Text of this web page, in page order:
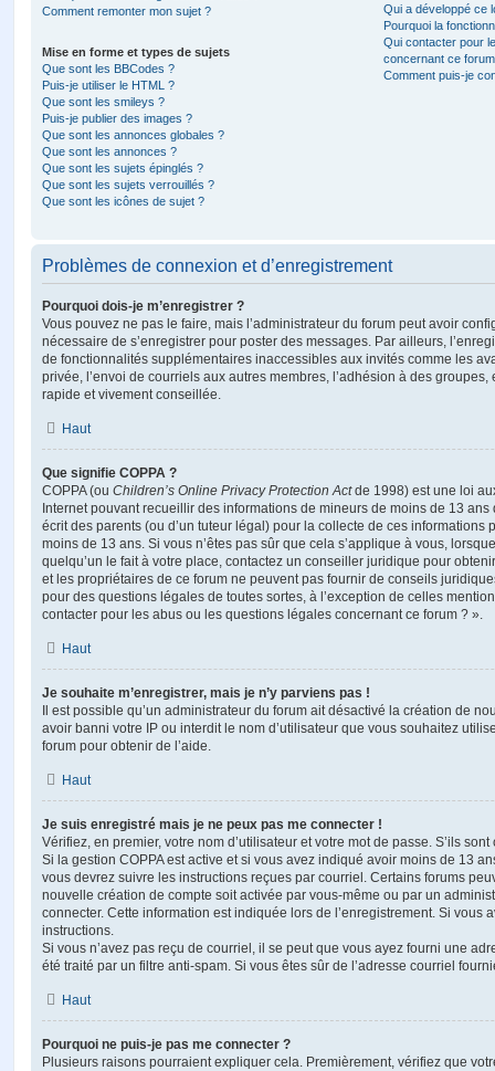
Comment remonter mon sujet ?
Mise en forme et types de sujets
Que sont les BBCodes ?
Puis-je utiliser le HTML ?
Que sont les smileys ?
Puis-je publier des images ?
Que sont les annonces globales ?
Que sont les annonces ?
Que sont les sujets épinglés ?
Que sont les sujets verrouillés ?
Que sont les icônes de sujet ?
Qui a développé ce
Pourquoi la
Qui contacter pour
concernant ce
Comment puis-je
Problèmes de connexion et d’enregistrement
Pourquoi dois-je m’enregistrer ?
Vous pouvez ne pas le faire, mais l’administrateur du forum peut avoir
nécessaire de s’enregistrer pour poster des messages. Par ailleurs,
de fonctionnalités supplémentaires inaccessibles aux invités comme les
privée, l’envoi de courriels aux autres membres, l’adhésion à des groupes,
rapide et vivement conseillée.
Haut
Que signifie COPPA ?
COPPA (ou Children’s Online Privacy Protection Actde 1998) est une loi
Internet pouvant recueillir des informations de mineurs de moins de 13
écrit des parents (ou d’un tuteur légal) pour la collecte de ces informations
moins de 13 ans. Si vous n’êtes pas sûr que cela s’applique à vous,
quelqu’un le fait à votre place, contactez un conseiller juridique pour
et les propriétaires de ce forum ne peuvent pas fournir de conseils
pour des questions légales de toutes sortes, à l’exception de celles
contacter pour les abus ou les questions légales concernant ce forum ? ».
Haut
Je souhaite m’enregistrer, mais je n’y parviens pas !
Il est possible qu’un administrateur du forum ait désactivé la création de
avoir banni votre IP ou interdit le nom d’utilisateur que vous souhaitez
forum pour obtenir de l’aide.
Haut
Je suis enregistré mais je ne peux pas me connecter !
Vérifiez, en premier, votre nom d’utilisateur et votre mot de passe. S’ils
Si la gestion COPPA est active et si vous avez indiqué avoir moins de 13
vous devrez suivre les instructions reçues par courriel. Certains forums
nouvelle création de compte soit activée par vous-même ou par un
connecter. Cette information est indiquée lors de l’enregistrement. Si vous
instructions.
Si vous n’avez pas reçu de courriel, il se peut que vous ayez fourni une
été traité par un filtre anti-spam. Si vous êtes sûr de l’adresse courriel
Haut
Pourquoi ne puis-je pas me connecter ?
Plusieurs raisons pourraient expliquer cela. Premièrement, vérifiez que